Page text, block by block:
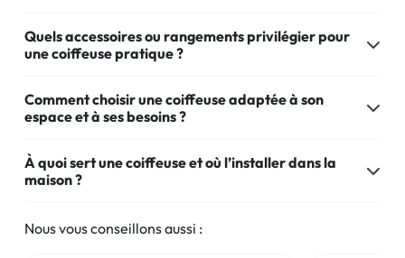
Quels accessoires ou rangements privilégier pour
une coiffeuse pratique ?
Comment choisir une coiffeuse adaptée à son
espace et à ses besoins ?
À quoi sert une coiffeuse et où l’installer dans la
maison ?
Nous vous conseillons aussi :